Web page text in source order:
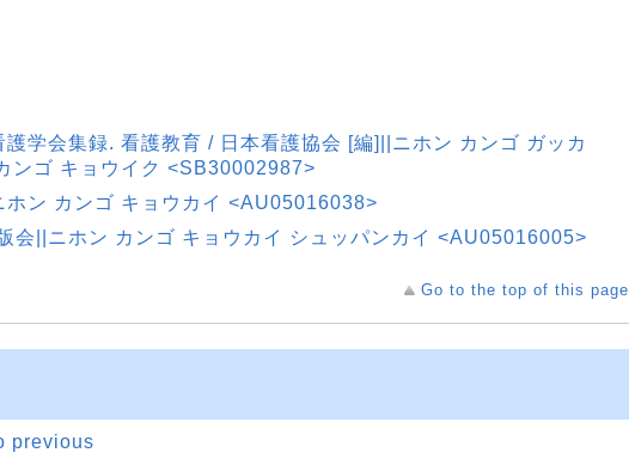
護学会集録. 看護教育 / 日本看護協会 [編]||ニホン カンゴ ガッカ
ンゴ キョウイク <SB30002987>
ホン カンゴ キョウカイ <AU05016038>
会||ニホン カンゴ キョウカイ シュッパンカイ <AU05016005>
Go to the top of this page
previous